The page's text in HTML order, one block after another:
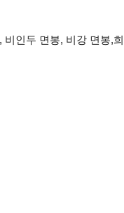
인두 면봉, 비강 면봉,